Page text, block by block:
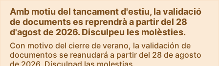
Amb motiu del tancament d'estiu, la validació
de documents es reprendrà a partir del 28
d'agost de 2026. Disculpeu les molèsties.
Con motivo del cierre de verano, la validación de
documentos se reanudará a partir del 28 de agosto
de 2026. Disculpad las molestias